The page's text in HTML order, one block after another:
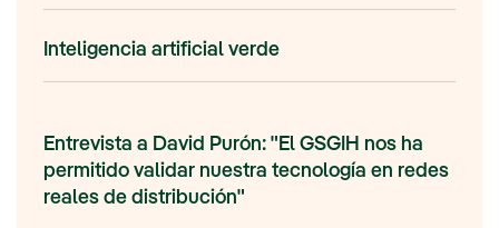
Inteligencia artificial verde
Entrevista a David Purón: "El GSGIH nos ha
permitido validar nuestra tecnología en redes
reales de distribución"